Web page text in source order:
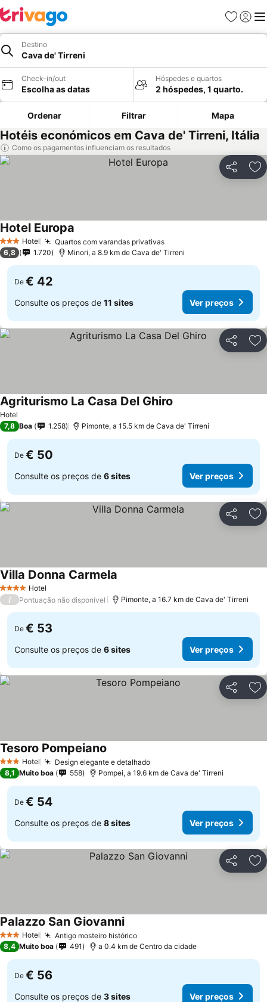
Favoritos
Iniciar
Destino
Cava de' Tirreni
Check-in/out
Escolha as datas
Hóspedes e quartos
2 hóspedes, 1 quarto.
Ordenar Filtrar Mapa
Hotéis económicos em Cava de' Tirreni, Itália
Como os pagamentos influenciam os resultados
Partilhar
3 EstrelasHotel Quartos com varandas privativasVer preços
Hotel Europa
6,8 1.720 Minori, a 8.9 km de Cava de' Tirreni
De € 42
Consulte os preços de 11 sites Ver preços
Partilhar
Hotel
Agriturismo La Casa Del Ghiro
7,8 Boa 1.258 Pimonte, a 15.5 km de Cava de' Tirreni
De € 50
Consulte os preços de 6 sites Ver preços
Partilhar
4 EstrelasHotel
Villa Donna Carmela
/ Pontuação não disponível Pimonte, a 16.7 km de Cava de' Tirreni
De € 53
Consulte os preços de 6 sites Ver preços
Partilhar
3 EstrelasHotel Design elegante e detalhadoVer preços
Tesoro Pompeiano
8,1 Muito boa 558 Pompei, a 19.6 km de Cava de' Tirreni
De € 54
Consulte os preços de 8 sites Ver preços
Partilhar
3 EstrelasHotel Antigo mosteiro históricoVer preços
Palazzo San GiovanniVer preços
8,4 Muito boa 491 a 0.4 km de Centro da cidade
De € 56
Consulte os preços de 3 sites Ver preços